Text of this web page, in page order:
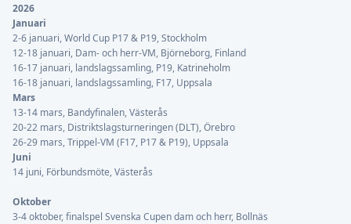
2026
Januari
2-6 januari, World Cup P17 & P19, Stockholm
12-18 januari, Dam- och herr-VM, Björneborg, Finland
16-17 januari, landslagssamling, P19, Katrineholm
16-18 januari, landslagssamling, F17, Uppsala
Mars
13-14 mars, Bandyfinalen, Västerås
20-22 mars, Distriktslagsturneringen (DLT), Örebro
26-29 mars, Trippel-VM (F17, P17 & P19), Uppsala
Juni
14 juni, Förbundsmöte, Västerås
Oktober
3-4 oktober, finalspel Svenska Cupen dam och herr, Bollnäs